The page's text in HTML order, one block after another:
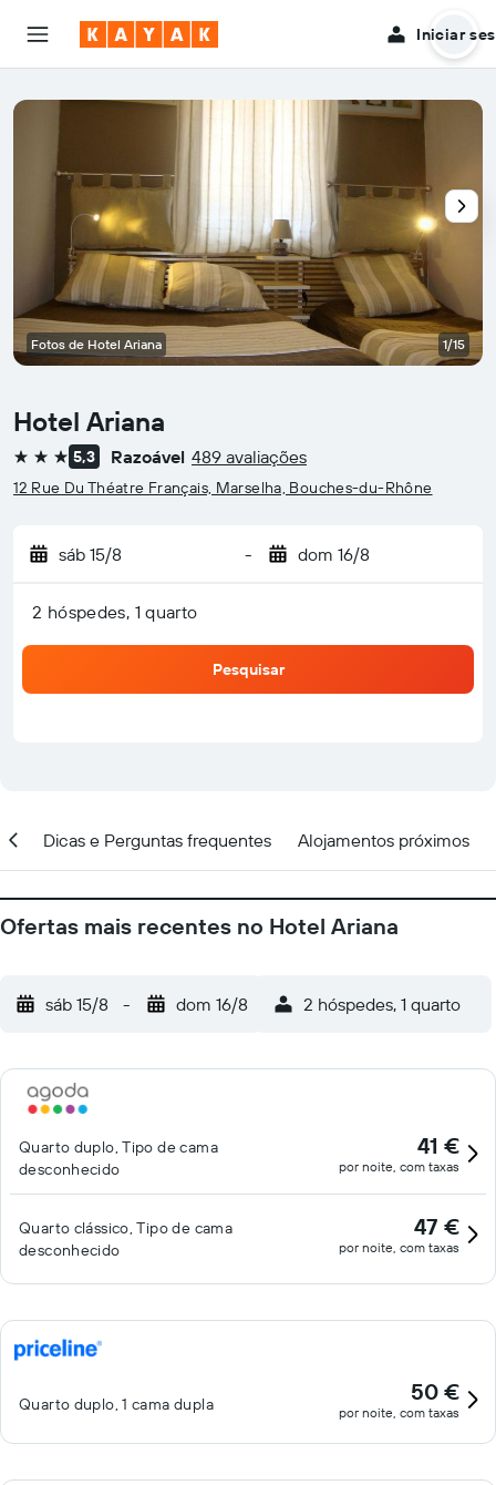
Iniciar
Hotel Ariana
3 estrelas5,3 Razoável 489 avaliações
12 Rue Du Théatre Français, Marselha, Bouches-du-Rhône
sáb 15/8 - dom 16/8
2 hóspedes, 1 quarto
Pesquisar
Fotos de Hotel Ariana 1/15
Dicas e Perguntas frequentes Alojamentos próximos
Ofertas mais recentes no Hotel Ariana
sáb 15/8 - dom 16/8 2 hóspedes, 1 quarto
Quarto duplo, Tipo de cama
desconhecido
41 €
por noite, com taxas
Quarto clássico, Tipo de cama
desconhecido
47 €
por noite, com taxas
Quarto duplo, 1 cama dupla 50 €
por noite, com taxas